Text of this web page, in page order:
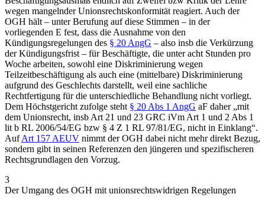
wegen mangelnder Unionsrechtskonformität reagiert. Auch der
OGH hält – unter Berufung auf diese Stimmen – in der
vorliegenden E fest, dass die Ausnahme von den
Kündigungsregelungen des § 20 AngG – also insb die Verkürzung
der Kündigungsfrist – für Beschäftigte, die unter acht Stunden pro
Woche arbeiten, sowohl eine Diskriminierung wegen
Teilzeitbeschäftigung als auch eine (mittelbare) Diskriminierung
aufgrund des Geschlechts darstellt, weil eine sachliche
Rechtfertigung für die unterschiedliche Behandlung nicht vorliegt.
Dem Höchstgericht zufolge steht § 20 Abs 1 AngG aF daher „mit
dem Unionsrecht, insb Art 21 und 23 GRC iVm Art 1 und 2 Abs 1
lit b RL 2006/54/EG bzw § 4 Z 1 RL 97/81/EG, nicht in Einklang“.
AufArt 157 AEUV nimmt der OGH dabei nicht mehr direkt Bezug,
sondern gibt in seinen Referenzen den jüngeren und spezifischeren
Rechtsgrundlagen den Vorzug.
3
Der Umgang des OGH mit unionsrechtswidrigen Regelungen